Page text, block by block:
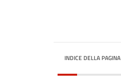
INDICE DELLA PAGINA